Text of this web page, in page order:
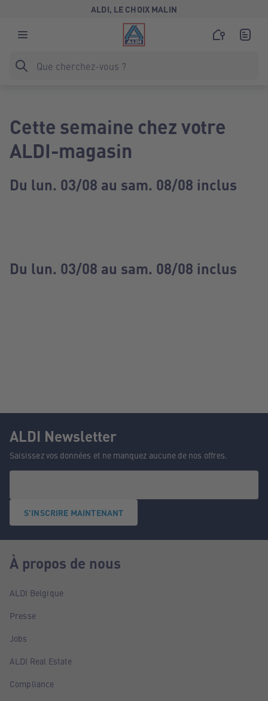
ALDI, LE CHOIX MALIN
Cette semaine chez votre
ALDI-magasin
Du lun. 03/08 au sam. 08/08 inclus
Du lun. 03/08 au sam. 08/08 inclus
ALDI Newsletter
Saisissez vos données et ne manquez aucune de nos offres.
S'INSCRIRE MAINTENANT
À propos de nous
ALDI Belgique
Presse
Jobs
ALDI Real Estate
Compliance